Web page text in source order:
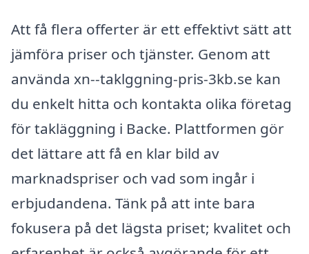
Att få flera offerter är ett effektivt sätt att
jämföra priser och tjänster. Genom att
använda xn--taklggning-pris-3kb.se kan
du enkelt hitta och kontakta olika företag
för takläggning i Backe. Plattformen gör
det lättare att få en klar bild av
marknadspriser och vad som ingår i
erbjudandena. Tänk på att inte bara
fokusera på det lägsta priset; kvalitet och